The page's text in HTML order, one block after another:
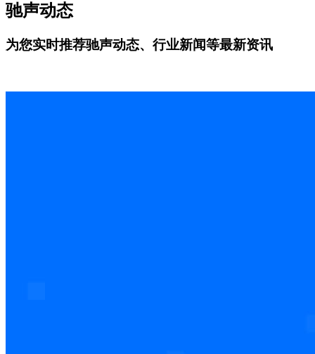
驰声动态
为您实时推荐驰声动态、行业新闻等最新资讯